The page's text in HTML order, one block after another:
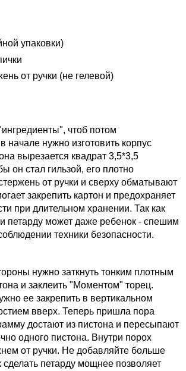
упаковки)
от ручки (не гелевой)
чтоб потом
начале нужно изготовить корпус
вырезается квадрат 3,5*3,5
он стал гильзой, его плотно
от ручки и сверху обматывают
закрепить картон и предохраняет
при длительном хранении. Так как
петарду может даже ребенок - спешим
техники безопасности.
нужно заткнуть тонким плотным
и заклеить "Моментом" торец.
ее закрепить в вертикальном
вверх. Теперь пришла пора
достают из пистона и пересыпают
одного пистона. Внутри порох
от ручки. Не добавляйте больше
сделать петарду мощнее позволяет